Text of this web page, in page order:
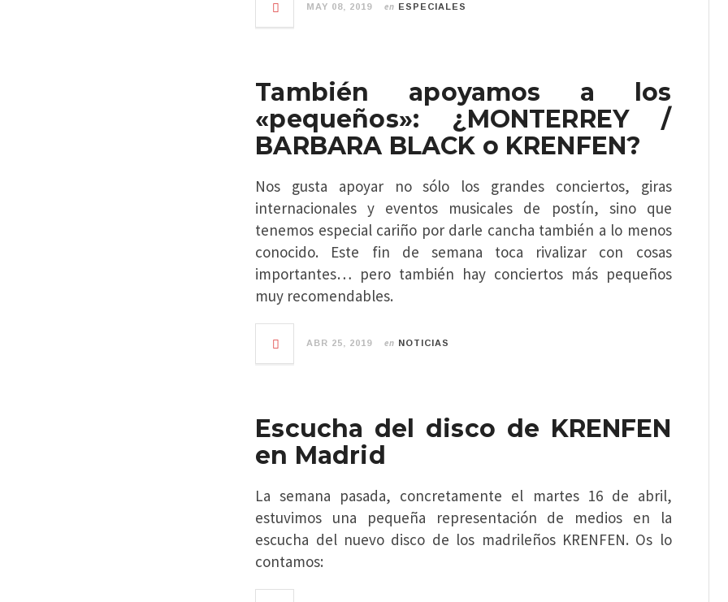
MAY 08, 2019 en ESPECIALES
También apoyamos a los
«pequeños»: ¿MONTERREY /
BARBARA BLACK o KRENFEN?
Nos gusta apoyar no sólo los grandes conciertos, giras
internacionales y eventos musicales de postín, sino que
tenemos especial cariño por darle cancha también a lo menos
conocido. Este fin de semana toca rivalizar con cosas
importantes… pero también hay conciertos más pequeños
muy recomendables.
ABR 25, 2019 en NOTICIAS
Escucha del disco de KRENFEN
en Madrid
La semana pasada, concretamente el martes 16 de abril,
estuvimos una pequeña representación de medios en la
escucha del nuevo disco de los madrileños KRENFEN. Os lo
contamos: